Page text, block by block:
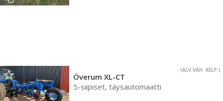
(ALV VÄH. KELP.)
Överum XL-CT
5-siipiset, täysautomaatti